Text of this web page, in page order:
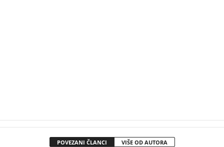
POVEZANI ČLANCI VIŠE OD AUTORA